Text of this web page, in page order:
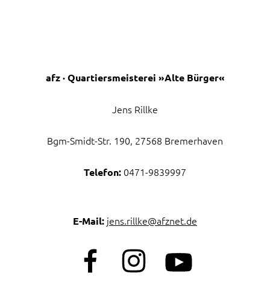
afz · Quartiersmeisterei »Alte Bürger«
Jens Rillke
Bgm-Smidt-Str. 190, 27568 Bremerhaven
Telefon: 0471-9839997
E-Mail: jens.rillke@afznet.de
Navigation
überspringen